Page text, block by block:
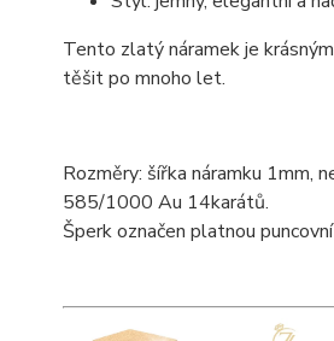
Tento zlatý náramek je
těšit po mnoho let.
Rozměry: šířka náramku 1mm,
585/1000 Au 14karátů.
Šperk označen platnou